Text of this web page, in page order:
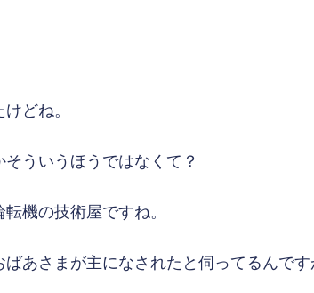
どね。
ういうほうではなくて？
機の技術屋ですね。
あさまが主になされたと伺ってるんで